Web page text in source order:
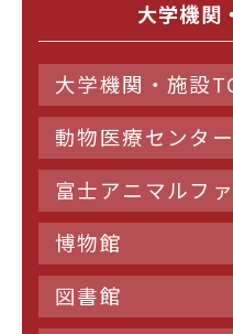
大学機関
大学機関・施設
動物医療センター
富士アニマルフ
博物館
図書館